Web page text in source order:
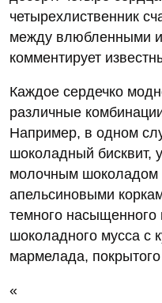
четырехлиственник
между влюбленными
комментирует
Каждое сердечко
различные
Например, в одном
шоколадный бисквит,
молочным шоколадом
апельсиновыми
темного насыщенного
шоколадного мусса с
мармелада,
«